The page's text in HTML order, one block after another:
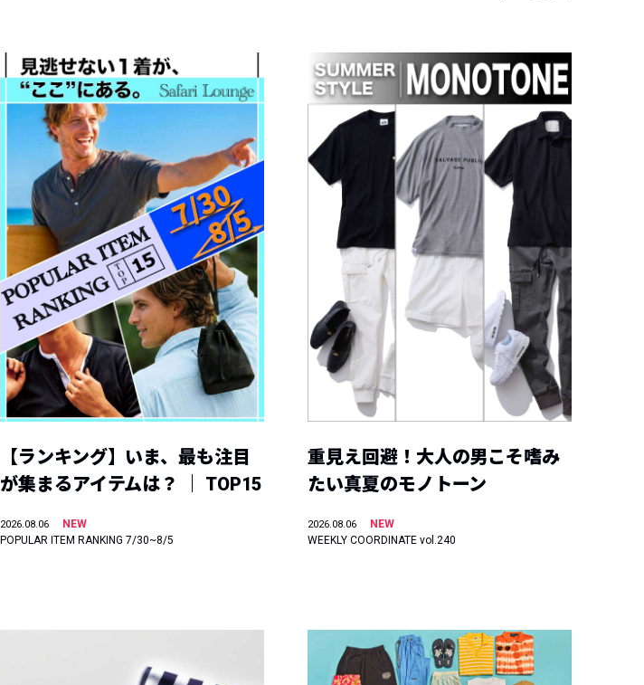
【ランキング】いま、最も注目
が集まるアイテムは？ ｜ TOP15
2026.08.06
NEW
POPULAR ITEM RANKING 7/30~8/5
重見え回避！大人の男こそ嗜み
たい真夏のモノトーン
2026.08.06
NEW
WEEKLY COORDINATE vol.240